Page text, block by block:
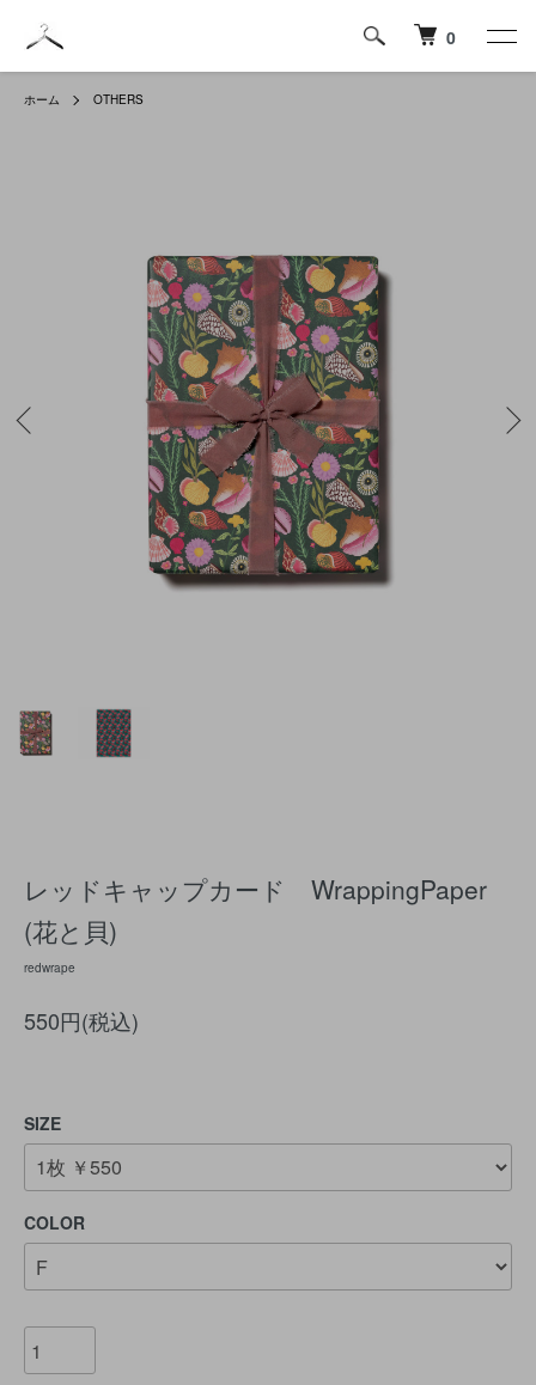
0
ホーム OTHERS
レッドキャップカード WrappingPaper
(花と貝)
redwrape
550円(税込)
SIZE
COLOR